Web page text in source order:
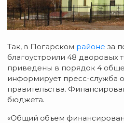
Так, в Погарском районе за
благоустроили 48 дворовых
приведены в порядок 4
информирует пресс-служба
правительства.
бюджета.
«Общий объем